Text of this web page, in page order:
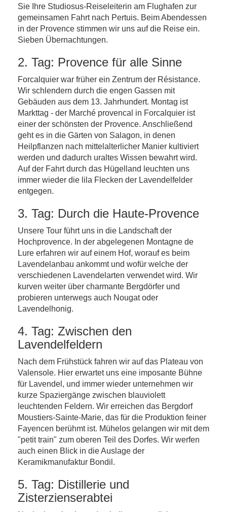
Sie Ihre Studiosus-Reiseleiterin am Flughafen zur
gemeinsamen Fahrt nach Pertuis. Beim Abendessen
in der Provence stimmen wir uns auf die Reise ein.
Sieben Übernachtungen.
2. Tag: Provence für alle Sinne
Forcalquier war früher ein Zentrum der Résistance.
Wir schlendern durch die engen Gassen mit
Gebäuden aus dem 13. Jahrhundert. Montag ist
Markttag - der Marché provencal in Forcalquier ist
einer der schönsten der Provence. Anschließend
geht es in die Gärten von Salagon, in denen
Heilpflanzen nach mittelalterlicher Manier kultiviert
werden und dadurch uraltes Wissen bewahrt wird.
Auf der Fahrt durch das Hügelland leuchten uns
immer wieder die lila Flecken der Lavendelfelder
entgegen.
3. Tag: Durch die Haute-Provence
Unsere Tour führt uns in die Landschaft der
Hochprovence. In der abgelegenen Montagne de
Lure erfahren wir auf einem Hof, worauf es beim
Lavendelanbau ankommt und wofür welche der
verschiedenen Lavendelarten verwendet wird. Wir
kurven weiter über charmante Bergdörfer und
probieren unterwegs auch Nougat oder
Lavendelhonig.
4. Tag: Zwischen den
Lavendelfeldern
Nach dem Frühstück fahren wir auf das Plateau von
Valensole. Hier erwartet uns eine imposante Bühne
für Lavendel, und immer wieder unternehmen wir
kurze Spaziergänge zwischen blauviolett
leuchtenden Feldern. Wir erreichen das Bergdorf
Moustiers-Sainte-Marie, das für die Produktion feiner
Fayencen berühmt ist. Mühelos gelangen wir mit dem
"petit train" zum oberen Teil des Dorfes. Wir werfen
auch einen Blick in die Auslage der
Keramikmanufaktur Bondil.
5. Tag: Distillerie und
Zisterzienserabtei